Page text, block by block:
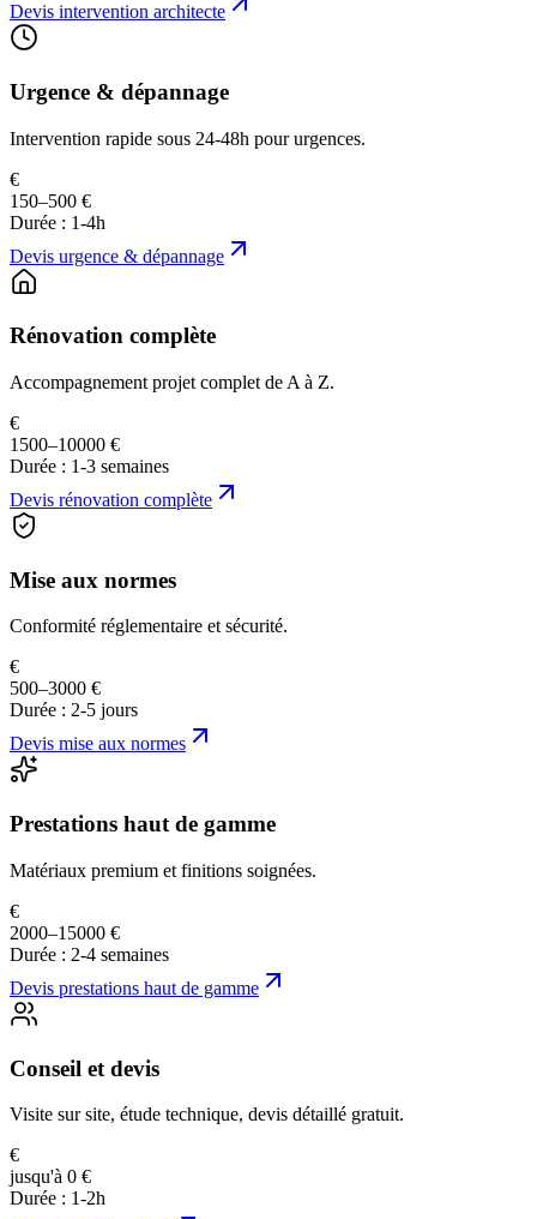
Devis intervention architecte
Urgence & dépannage
Intervention rapide sous 24-48h pour urgences.
€
150–500 €
Durée : 1-4h
Devis urgence & dépannage
Rénovation complète
Accompagnement projet complet de A à Z.
€
1500–10000 €
Durée : 1-3 semaines
Devis rénovation complète
Mise aux normes
Conformité réglementaire et sécurité.
€
500–3000 €
Durée : 2-5 jours
Devis mise aux normes
Prestations haut de gamme
Matériaux premium et finitions soignées.
€
2000–15000 €
Durée : 2-4 semaines
Devis prestations haut de gamme
Conseil et devis
Visite sur site, étude technique, devis détaillé gratuit.
€
jusqu'à 0 €
Durée : 1-2h